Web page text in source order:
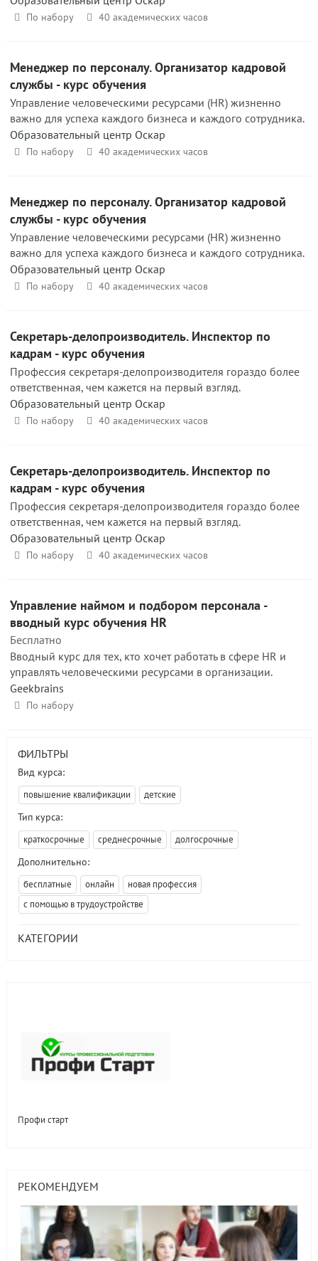
По набору 40 академических часов
Менеджер по персоналу. Организатор кадровой
службы - курс обучения
Управление человеческими ресурсами (HR) жизненно
важно для успеха каждого бизнеса и каждого сотрудника.
Образовательный центр Оскар
По набору 40 академических часов
Менеджер по персоналу. Организатор кадровой
службы - курс обучения
Управление человеческими ресурсами (HR) жизненно
важно для успеха каждого бизнеса и каждого сотрудника.
Образовательный центр Оскар
По набору 40 академических часов
Секретарь-делопроизводитель. Инспектор по
кадрам - курс обучения
Профессия секретаря-делопроизводителя гораздо более
ответственная, чем кажется на первый взгляд.
Образовательный центр Оскар
По набору 40 академических часов
Секретарь-делопроизводитель. Инспектор по
кадрам - курс обучения
Профессия секретаря-делопроизводителя гораздо более
ответственная, чем кажется на первый взгляд.
Образовательный центр Оскар
По набору 40 академических часов
Управление наймом и подбором персонала -
вводный курс обучения HR
Бесплатно
Вводный курс для тех, кто хочет работать в сфере HR и
управлять человеческими ресурсами в организации.
Geekbrains
По набору
ФИЛЬТРЫ
Вид курса:
повышение квалификации детские
Тип курса:
краткосрочные среднесрочные долгосрочные
Дополнительно:
бесплатные онлайн
новая профессия
с помощью в трудоустройстве
КАТЕГОРИИ
Профи старт
РЕКОМЕНДУЕМ